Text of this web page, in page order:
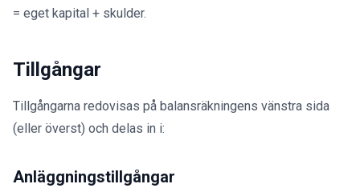
= eget kapital + skulder.
Tillgångar
Tillgångarna redovisas på balansräkningens vänstra sida
(eller överst) och delas in i:
Anläggningstillgångar